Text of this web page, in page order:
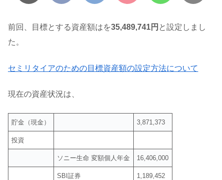
前回、目標とする資産額はを35,489,741円 と設定しまし
た。
セミリタイアのための目標資産額の設定方法について
現在の資産状況は、
貯金（現金） 3,871,373
投資
ソニー生命 変額個人年金 16,406,000
SBI証券 1,189,452